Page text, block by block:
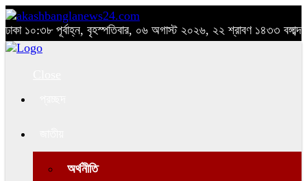
ঢাকা ১০:৩৮ পূর্বাহ্ন, বৃহস্পতিবার, ০৬ অগাস্ট ২০২৬, ২২ শ্রাবণ ১৪৩৩ বঙ্গাব্দ
অর্থনীতি